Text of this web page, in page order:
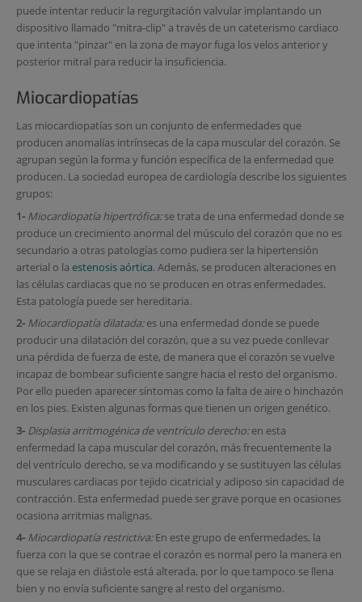
puede intentar reducir la regurgitación valvular implantando un
dispositivo llamado "mitra-clip" a través de un cateterismo cardiaco
que intenta "pinzar" en la zona de mayor fuga los velos anterior y
posterior mitral para reducir la insuficiencia.
Miocardiopatías
Las miocardiopatías son un conjunto de enfermedades que
producen anomalías intrínsecas de la capa muscular del corazón. Se
agrupan según la forma y función específica de la enfermedad que
producen. La sociedad europea de cardiología describe los siguientes
grupos:
1- Miocardiopatía hipertrófica:se trata de una enfermedad donde se
produce un crecimiento anormal del músculo del corazón que no es
secundario a otras patologías como pudiera ser la hipertensión
arterial o la estenosis aórtica. Además, se producen alteraciones en
las células cardiacas que no se producen en otras enfermedades.
Esta patología puede ser hereditaria.
2- Miocardiopatía dilatada:es una enfermedad donde se puede
producir una dilatación del corazón, que a su vez puede conllevar
una pérdida de fuerza de este, de manera que el corazón se vuelve
incapaz de bombear suficiente sangre hacia el resto del organismo.
Por ello pueden aparecer síntomas como la falta de aire o hinchazón
en los pies. Existen algunas formas que tienen un origen genético.
3- Displasia arritmogénica de ventrículo derecho:en esta
enfermedad la capa muscular del corazón, más frecuentemente la
del ventrículo derecho, se va modificando y se sustituyen las células
musculares cardiacas por tejido cicatricial y adiposo sin capacidad de
contracción. Esta enfermedad puede ser grave porque en ocasiones
ocasiona arritmias malignas.
4- Miocardiopatía restrictiva:En este grupo de enfermedades, la
fuerza con la que se contrae el corazón es normal pero la manera en
que se relaja en diástole está alterada, por lo que tampoco se llena
bien y no envía suficiente sangre al resto del organismo.